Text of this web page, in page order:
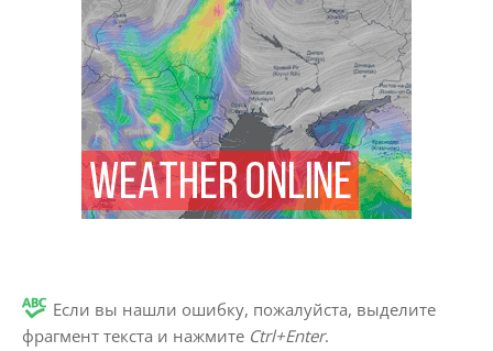
Если вы нашли ошибку, пожалуйста, выделите
фрагмент текста и нажмите Ctrl+Enter.